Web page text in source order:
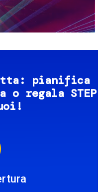
pianifica
regala STEP